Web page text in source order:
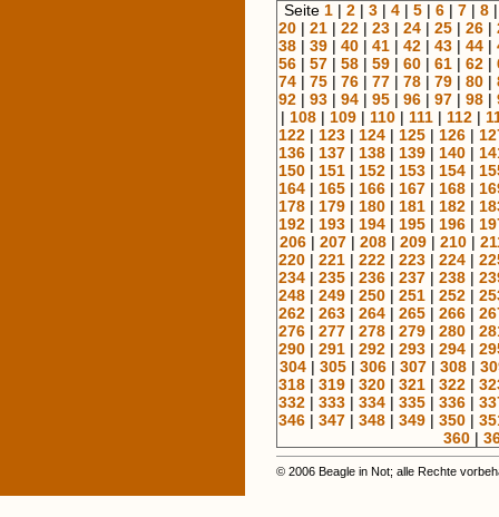
Seite 1| 2| 3| 4| 5| 6| 7| 8
20 | 21 | 22 | 23 | 24 | 25 | 26 |
38 | 39 | 40 | 41 | 42 | 43 | 44 |
56 | 57 | 58 | 59 | 60 | 61 | 62 |
74 | 75 | 76 | 77 | 78 | 79 | 80 |
92 | 93 | 94 | 95 | 96 | 97 | 98 |
| 108| 109| 110| 111| 112|
122 | 123 | 124 | 125 | 126 |
136 | 137 | 138 | 139 | 140 |
150 | 151 | 152 | 153 | 154 |
164 | 165 | 166 | 167 | 168 |
178 | 179 | 180 | 181 | 182 |
192 | 193 | 194 | 195 | 196 |
206| 207| 208| 209| 210|
220 | 221 | 222 | 223 | 224 |
234 | 235 | 236 | 237 | 238 |
248 | 249 | 250 | 251 | 252 |
262 | 263 | 264 | 265 | 266 |
276 | 277 | 278 | 279 | 280 |
290 | 291 | 292 | 293 | 294 |
304| 305| 306| 307| 308|
318 | 319 | 320 | 321 | 322 |
332 | 333 | 334 | 335 | 336 |
346 | 347 | 348 | 349 | 350 |
360 |
© 2006 Beagle in Not; alle Rechte